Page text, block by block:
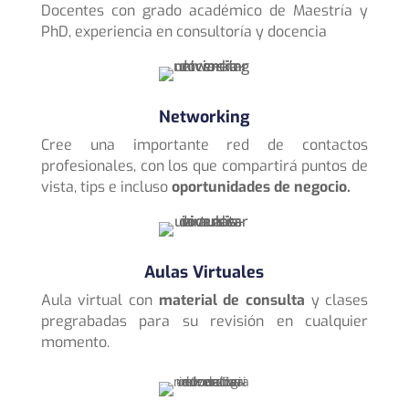
Docentes con grado académico de Maestría y
PhD, experiencia en consultoría y docencia
Networking
Cree una importante red de contactos
profesionales, con los que compartirá puntos de
vista, tips e inclusooportunidades de negocio.
Aulas Virtuales
Aula virtual con material de consulta y clases
pregrabadas para su revisión en cualquier
momento.